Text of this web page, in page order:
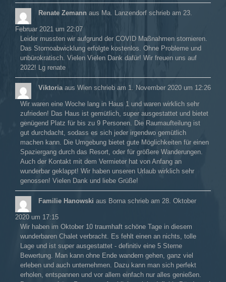
Renate Zemann aus Ma. Lanzendorf schrieb am 23.
Februar 2021 um 22:07
Leider mussten wir aufgrund der COVID Maßnahmen stornieren.
Das Stornoabwicklung erfolgte kostenlos. Ohne Probleme und
unbürokratisch. Vielen Vielen Dank dafür! Wir freuen uns auf
2022! Lg renate
Viktoria aus Wien schrieb am 1. November 2020 um 12:26
Wir waren eine Woche lang in Haus 1 und waren wirklich sehr
zufrieden! Das Haus ist gemütlich, super ausgestattet und bietet
genügend Platz für bis zu 9 Personen. Die Raumaufteilung ist
gut durchdacht, sodass es sich jeder irgendwo gemütlich
machen kann. Die Umgebung bietet gute Möglichkeiten für einen
Spaziergang durch das Resort, oder für größere Wanderungen.
Auch der Kontakt mit dem Vermieter hat von Anfang an
wunderbar geklappt! Wir haben unseren Urlaub wirklich sehr
genossen! Vielen Dank und liebe Grüße!
Familie Hanowski aus Borna schrieb am 28. Oktober
2020 um 17:15
Wir haben im Oktober 10 traumhaft schöne Tage in diesem
wunderbaren Chalet verbracht. Es fehlt einen an nichts, tolle
Lage und ist super ausgestattet - definitiv eine 5 Sterne
Bewertung. Man kann ohne Ende wandern gehen, ganz viel
erleben und auch unternehmen. Dazu kann man sich perfekt
erholen, entspannen und vor allem einfach nur alles genießen.